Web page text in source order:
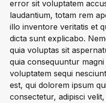
error sit voluptatem
laudantium, totam rem
illo inventore veritatis et
dicta sunt explicabo.
quia voluptas sit
quia consequuntur
voluptatem sequi
est, qui dolorem ipsum
consectetur, adipisci